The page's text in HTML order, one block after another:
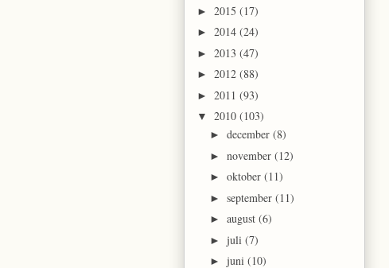
► 2015 (17)
► 2014 (24)
► 2013 (47)
► 2012 (88)
► 2011 (93)
▼ 2010 (103)
►december(8)
►november(12)
►oktober(11)
►september(11)
►august(6)
►juli(7)
►juni(10)